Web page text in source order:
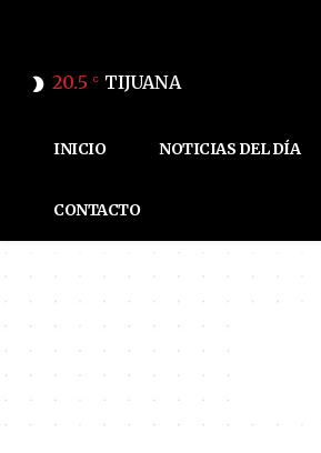
20.5 C TIJUANA
INICIO NOTICIAS DEL DÍA
CONTACTO